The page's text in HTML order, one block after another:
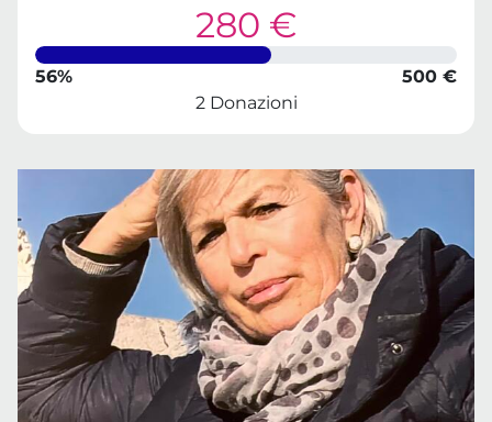
280 €
56%
500 €
2 Donazioni